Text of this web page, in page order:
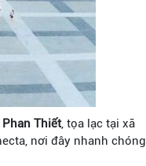
Thiết, tọa lạc tại xã
nơi đây nhanh chóng